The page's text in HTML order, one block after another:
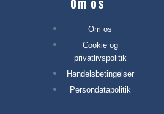
Om os
Om os
Cookie og
privatlivspolitik
Handelsbetingelser
Persondatapolitik